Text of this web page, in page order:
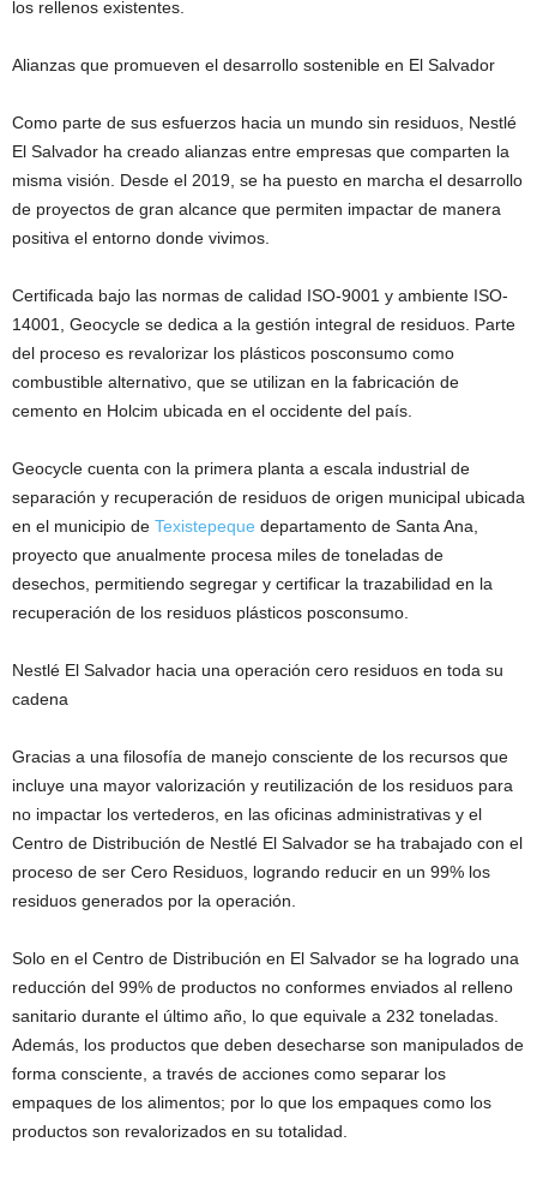
los rellenos existentes.
Alianzas que promueven el desarrollo sostenible en El Salvador
Como parte de sus esfuerzos hacia un mundo sin residuos, Nestlé
El Salvador ha creado alianzas entre empresas que comparten la
misma visión. Desde el 2019, se ha puesto en marcha el desarrollo
de proyectos de gran alcance que permiten impactar de manera
positiva el entorno donde vivimos.
Certificada bajo las normas de calidad ISO-9001 y ambiente ISO-
14001, Geocycle se dedica a la gestión integral de residuos. Parte
del proceso es revalorizar los plásticos posconsumo como
combustible alternativo, que se utilizan en la fabricación de
cemento en Holcim ubicada en el occidente del país.
Geocycle cuenta con la primera planta a escala industrial de
separación y recuperación de residuos de origen municipal ubicada
en el municipio de Texistepeque departamento de Santa Ana,
proyecto que anualmente procesa miles de toneladas de
desechos, permitiendo segregar y certificar la trazabilidad en la
recuperación de los residuos plásticos posconsumo.
Nestlé El Salvador hacia una operación cero residuos en toda su
cadena
Gracias a una filosofía de manejo consciente de los recursos que
incluye una mayor valorización y reutilización de los residuos para
no impactar los vertederos, en las oficinas administrativas y el
Centro de Distribución de Nestlé El Salvador se ha trabajado con el
proceso de ser Cero Residuos, logrando reducir en un 99% los
residuos generados por la operación.
Solo en el Centro de Distribución en El Salvador se ha logrado una
reducción del 99% de productos no conformes enviados al relleno
sanitario durante el último año, lo que equivale a 232 toneladas.
Además, los productos que deben desecharse son manipulados de
forma consciente, a través de acciones como separar los
empaques de los alimentos; por lo que los empaques como los
productos son revalorizados en su totalidad.